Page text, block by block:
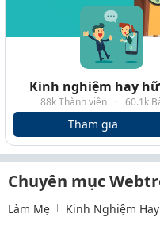
Kinh nghiệm hay
88k Thành viên · 60.1k
Tham gia
Chuyên mục
Làm Mẹ Kinh Nghiệm Hay